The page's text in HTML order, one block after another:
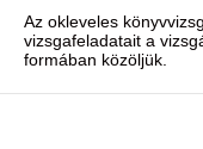
Az okleveles
vizsgafeladatait a
formában közöljük.